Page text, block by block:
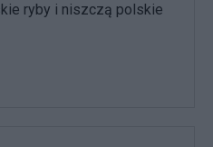
ryby i niszczą polskie